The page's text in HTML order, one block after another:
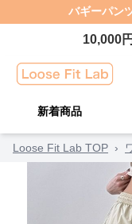
バギーパン
10,000
新着商品
Loose Fit Lab TOP ›